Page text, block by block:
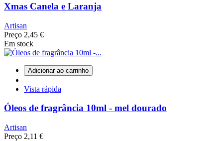
Xmas Canela e Laranja
Artisan
Preço 2,45 €
Em stock
Adicionar ao carrinho
Vista rápida
Óleos de fragrância 10ml - mel dourado
Artisan
Preço 2,11 €